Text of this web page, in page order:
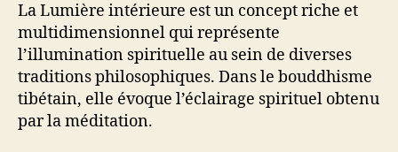
La Lumière intérieure est un concept riche et
multidimensionnel qui représente
l’illumination spirituelle au sein de diverses
traditions philosophiques. Dans le bouddhisme
tibétain, elle évoque l’éclairage spirituel obtenu
par la méditation.